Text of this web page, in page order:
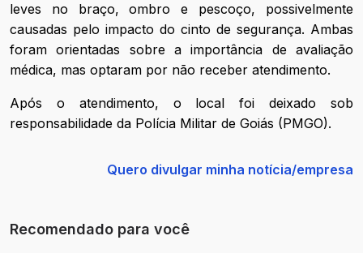
leves no braço, ombro e pescoço, possivelmente
causadas pelo impacto do cinto de segurança. Ambas
foram orientadas sobre a importância de avaliação
médica, mas optaram por não receber atendimento.
Após o atendimento, o local foi deixado sob
responsabilidade da Polícia Militar de Goiás (PMGO).
Quero divulgar minha notícia/empresa
Recomendado para você